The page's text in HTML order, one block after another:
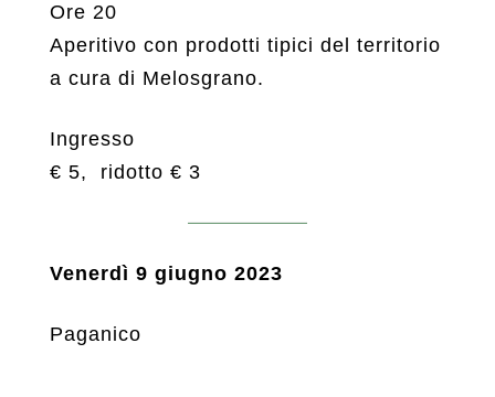
Ore 20
Aperitivo con prodotti tipici del territorio
a cura di Melosgrano.
Ingresso
€ 5, ridotto € 3
Venerdì 9 giugno 2023
Paganico